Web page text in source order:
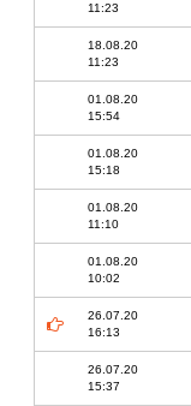
11:23
18.08.20
11:23
01.08.20
15:54
01.08.20
15:18
01.08.20
11:10
01.08.20
10:02
26.07.20
16:13
26.07.20
15:37